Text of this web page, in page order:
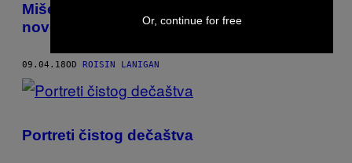
Mišel Obama, Niki Minaž i Kanje su u
novom animiranom spotu Čajldiš Gambina
09.04.18OD ROISIN LANIGAN
Portreti čistog dečaštva
Or, continue for free